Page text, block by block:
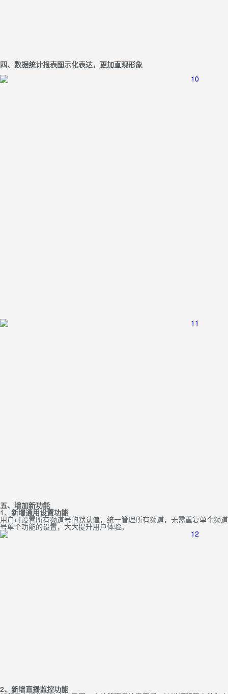
四、数据统计报表图示化表达，更加直观形象
五、增加新功能
1、 新增通用设置功能
用户可设置所有频道号的默认值，统一管理所有频道，无需重复单个频道
号单个功能的设置，大大提升用户体验。
2、新增直播监控功能